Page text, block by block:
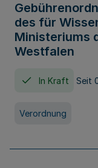
des für
Ministeriums
Westfalen
In Kraft Seit
Verordnung